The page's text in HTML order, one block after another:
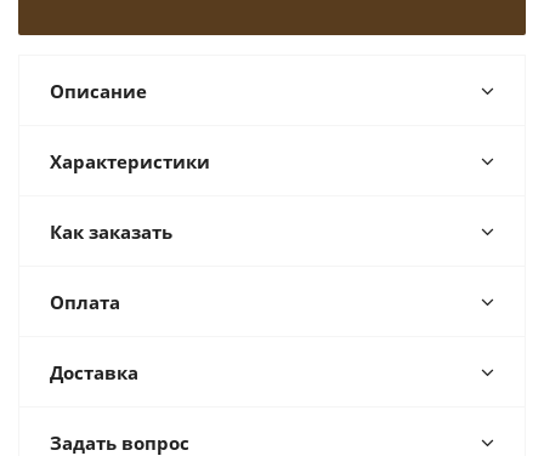
Описание
Характеристики
Как заказать
Оплата
Доставка
Задать вопрос